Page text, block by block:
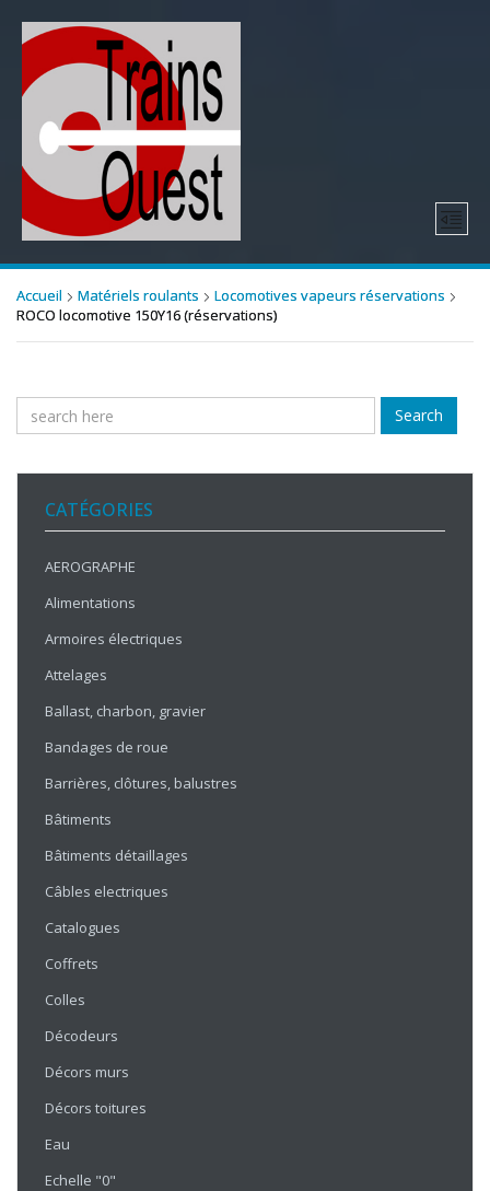
Accueil Matériels roulants
Locomotives vapeurs réservations
ROCO locomotive 150Y16 (réservations)
Search
CATÉGORIES
AEROGRAPHE
Alimentations
Armoires électriques
Attelages
Ballast, charbon, gravier
Bandages de roue
Barrières, clôtures, balustres
Bâtiments
Bâtiments détaillages
Câbles electriques
Catalogues
Coffrets
Colles
Décodeurs
Décors murs
Décors toitures
Eau
Echelle "0"